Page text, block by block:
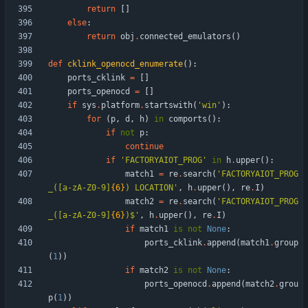
return
else:
return obj . connected_emulators ( )
def cklink_openocd_enumerate( ) :
ports_cklink =
ports_openocd
=
if sys . platform. startswith( ' win ' ) :
for
( p, d , h) in comports ( ) :
if not p:
continue
if
' FACTORYAIOT_PROG ' in h. upper( ) :
match1 = re. search( ' FACTORYAIOT_PROG
_([a-zA-Z0-9] {6} ) LOCATION ' , h. upper( ) , re. I )
match2 = re. search( ' FACTORYAIOT_PROG
_([a-zA-Z0-9] {6} )$ ' , h. upper( ) , re. I )
if match1 is not None:
ports_cklink. append (match1.group
( 1) )
if match2 is not None:
ports_openocd . append (match2.grou
p( 1) )